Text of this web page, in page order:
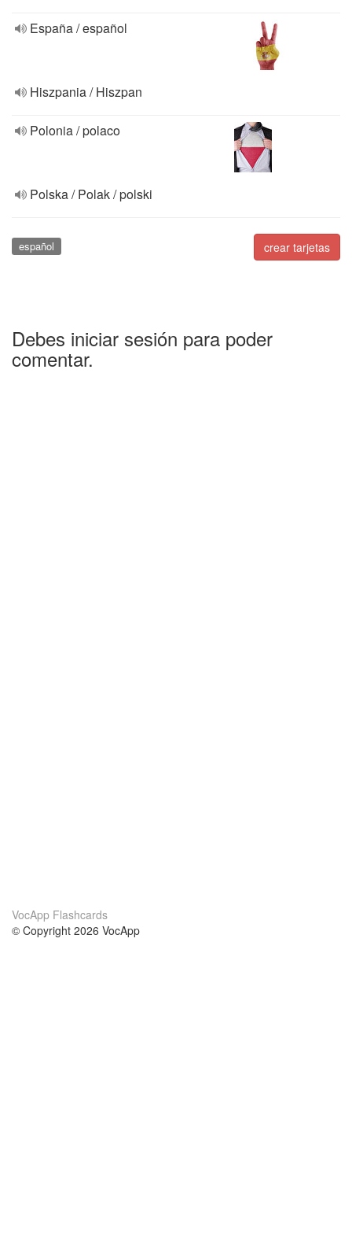
España / español
Hiszpania / Hiszpan
Polonia / polaco
Polska / Polak / polski
crear tarjetas
español
Debes iniciar sesión para poder
comentar.
VocApp Flashcards
© Copyright 2026 VocApp